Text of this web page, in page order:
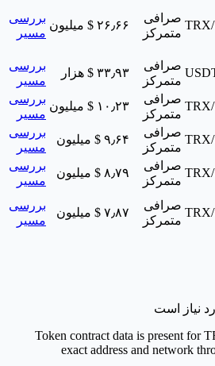
صرافی
متمرکز
‎$ ۲۶٫۶۶ میلیون
بررسی
مسیر
صرافی
متمرکز
‎$ ۳۳٫۹۳ هزار
بررسی
مسیر
صرافی
متمرکز
‎$ ۱۰٫۲۳ میلیون
بررسی
مسیر
صرافی
متمرکز
‎$ ۹٫۶۴ میلیون
بررسی
مسیر
صرافی
متمرکز
‎$ ۸٫۷۹ میلیون
بررسی
مسیر
صرافی
متمرکز
‎$ ۷٫۸۷ میلیون
بررسی
مسیر
نیاز است
Token contract data is present for
exact address and network